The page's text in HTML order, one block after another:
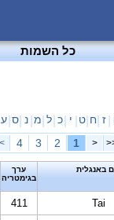
כל השמות
ז ח ט י כ ל מ נ ס ע
<
1
2
3
4
>
באנגלית
ערך
בגימטריה
Tai
411